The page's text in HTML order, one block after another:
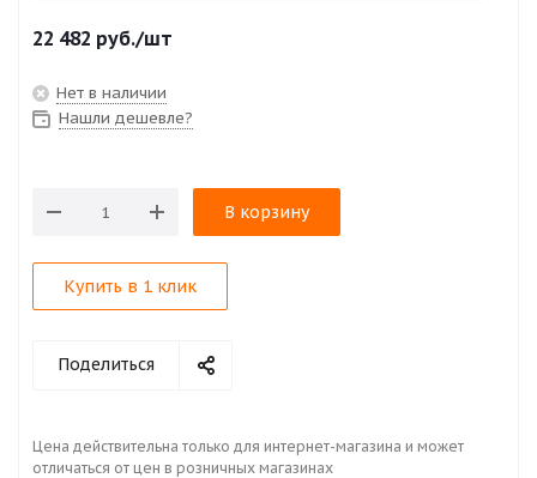
22 482 руб./шт
Нет в наличии
Нашли дешевле?
В корзину
Купить в 1 клик
Поделиться
Цена действительна только для интернет-магазина и может
отличаться от цен в розничных магазинах